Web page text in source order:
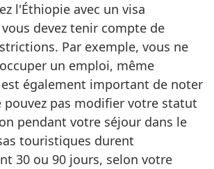
l'Éthiopie avec un visa
devez tenir compte de
Par exemple, vous ne
un emploi, même
également important de noter
pouvez pas modifier votre statut
pendant votre séjour dans le
touristiques durent
30 ou 90 jours, selon votre